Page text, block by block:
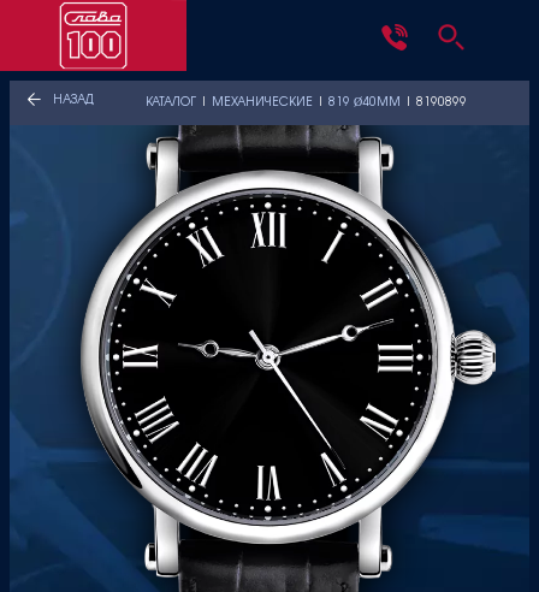
НАЗАД КАТАЛОГ МЕХАНИЧЕСКИЕ 819 Ø40ММ 8190899